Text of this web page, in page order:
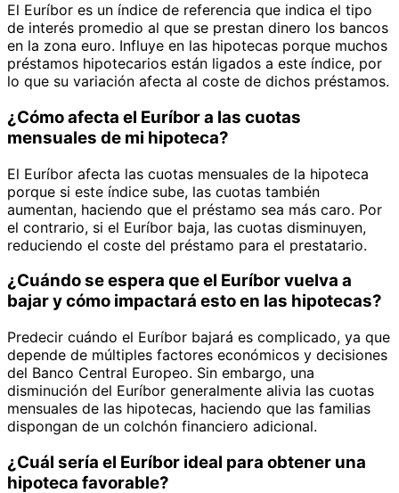
El Euríbor es un índice de referencia que indica el tipo
de interés promedio al que se prestan dinero los bancos
en la zona euro. Influye en las hipotecas porque muchos
préstamos hipotecarios están ligados a este índice, por
lo que su variación afecta al coste de dichos préstamos.
¿Cómo afecta el Euríbor a las cuotas
mensuales de mi hipoteca?
El Euríbor afecta las cuotas mensuales de la hipoteca
porque si este índice sube, las cuotas también
aumentan, haciendo que el préstamo sea más caro. Por
el contrario, si el Euríbor baja, las cuotas disminuyen,
reduciendo el coste del préstamo para el prestatario.
¿Cuándo se espera que el Euríbor vuelva a
bajar y cómo impactará esto en las hipotecas?
Predecir cuándo el Euríbor bajará es complicado, ya que
depende de múltiples factores económicos y decisiones
del Banco Central Europeo. Sin embargo, una
disminución del Euríbor generalmente alivia las cuotas
mensuales de las hipotecas, haciendo que las familias
dispongan de un colchón financiero adicional.
¿Cuál sería el Euríbor ideal para obtener una
hipoteca favorable?